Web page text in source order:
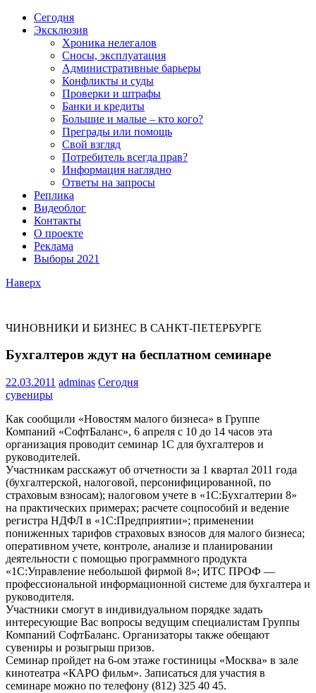
Сегодня
Эксклюзив
Хроника нелегалов
Сносы, эксплуатация
Административные барьеры
Конфликты и суды
Проверки и штрафы
Банки и кредиты
Большие и малые – кто кого?
Преграды или помощь
Свой взгляд
Потребитель всегда прав?
Информация наглядно
Ответы на запросы
Реплика
Видеоблог
Контакты
О проекте
Реклама
Выборы 2021
Наверх
ЧИНОВНИКИ И БИЗНЕС В САНКТ-ПЕТЕРБУРГЕ
Бухгалтеров ждут на бесплатном семинаре
22.03.2011 adminas Сегодня
сувениры
Как сообщили «Новостям малого бизнеса» в Группе
Компаний «СофтБаланс», 6 апреля с 10 до 14 часов эта
организация проводит семинар 1С для бухгалтеров и
руководителей.
Участникам расскажут об отчетности за 1 квартал 2011 года
(бухгалтерской, налоговой, персонифицированной, по
страховым взносам); налоговом учете в «1С:Бухгалтерии 8»
на практических примерах; расчете соцпособий и ведение
регистра НДФЛ в «1С:Предприятии»; применении
пониженных тарифов страховых взносов для малого бизнеса;
оперативном учете, контроле, анализе и планировании
деятельности с помощью программного продукта
«1С:Управление небольшой фирмой 8»; ИТС ПРОФ —
профессиональной информационной системе для бухгалтера и
руководителя.
Участники смогут в индивидуальном порядке задать
интересующие Вас вопросы ведущим специалистам Группы
Компаний СофтБаланс. Организаторы также обещают
сувениры и розыгрыш призов.
Семинар пройдет на 6-ом этаже гостиницы «Москва» в зале
кинотеатра «КАРО фильм». Записаться для участия в
семинаре можно по телефону (812) 325 40 45.